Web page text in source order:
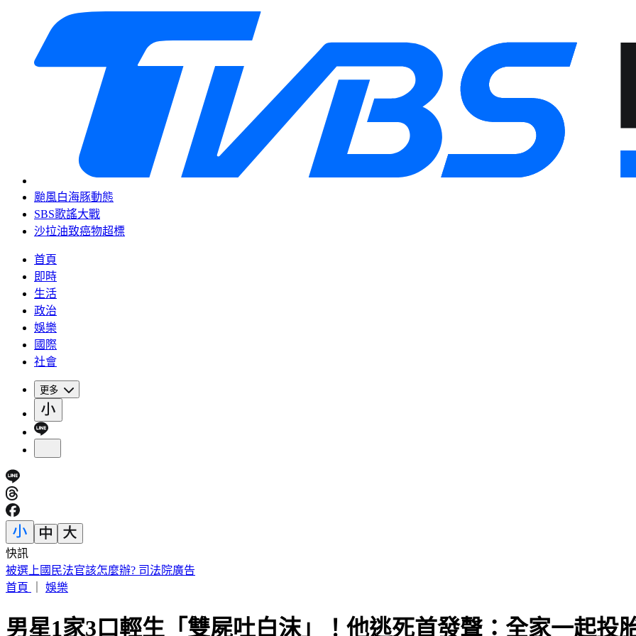
颱風白海豚動態
SBS歌謠大戰
沙拉油致癌物超標
首頁
即時
生活
政治
娛樂
國際
社會
更多
快訊
快訊／小刀證實離婚！「台玻駙馬」身分驚早已成過去式
首頁
娛樂
男星1家3口輕生「雙屍吐白沫」！他逃死首發聲：全家一起投